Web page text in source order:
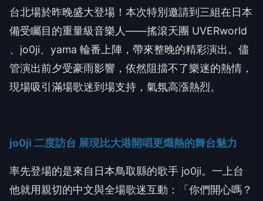
台北場於昨晚盛大登場！本次特別邀請到三組在日本
備受矚目的重量級音樂人——搖滾天團 UVERworld
、 jo0ji、 yama 輪番上陣，帶來整晚的精彩演出。儘
管演出前夕受豪雨影響，依然阻擋不了樂迷的熱情，
現場吸引滿場歌迷到場支持，氣氛高漲熱烈。
jo0ji 二度訪台 展現比大港開唱更熾熱的舞台魅力
率先登場的是來自日本鳥取縣的歌手 jo0ji。一上台
他就用親切的中文與全場歌迷互動：「你們開心嗎？